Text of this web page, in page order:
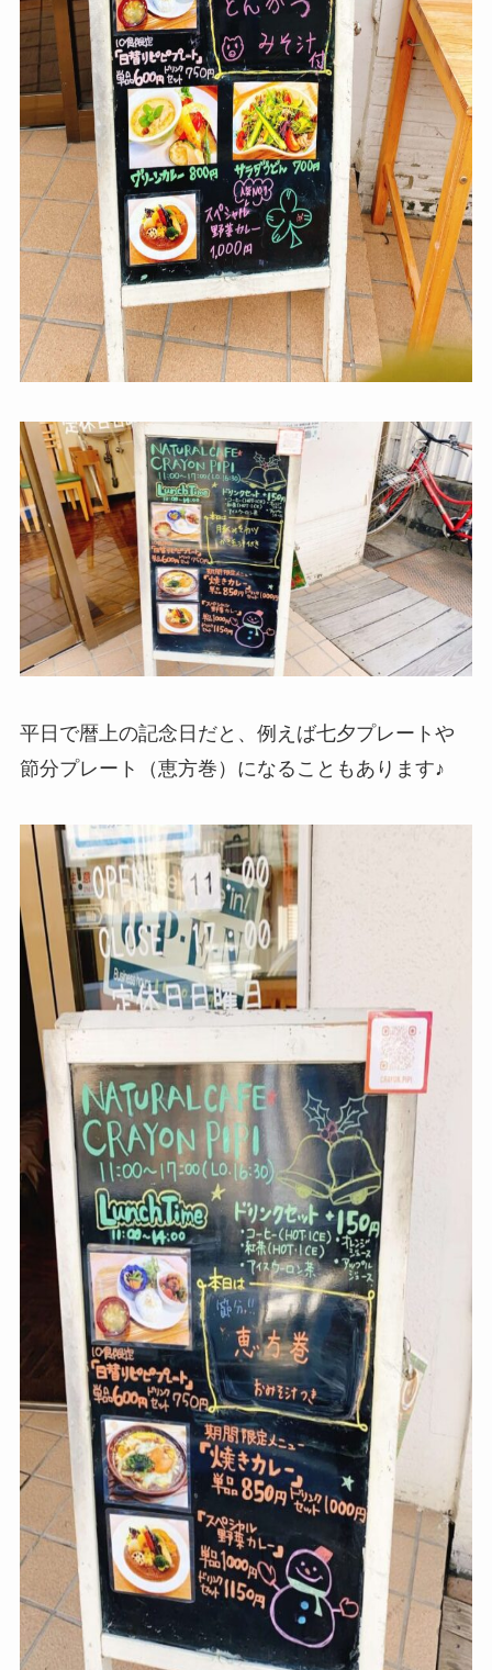
平日で暦上の記念日だと、例えば七夕プレートや
節分プレート（恵方巻）になることもあります♪